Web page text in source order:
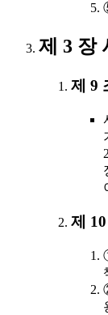
제 3 장
제 9
제